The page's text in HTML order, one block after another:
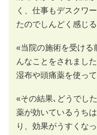
く、仕事もデスクワ
たのでしんどく感じ
«当院の施術を受ける
んなことをされまし
湿布や頭痛薬を使って
«その結果､どうでし
薬が効いているうち
り、効果がうすくな